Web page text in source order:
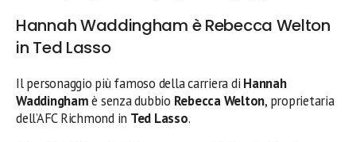
Hannah Waddingham è Rebecca Welton
in Ted Lasso
Il personaggio più famoso della carriera di Hannah
Waddinghamè senza dubbio Rebecca Welton, proprietaria
dell’AFC Richmond in Ted Lasso.